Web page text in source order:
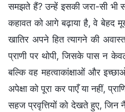
समझते हैं? उन्हें इसकी जरा-सी भी
कहावत को आगे बढ़ाया है, वे बेहद
खातिर अपने हित त्यागने की
प्राणी पर थोपी, जिसके पास न
बल्कि वह महत्वाकांक्षाओं और
अपेक्षा को पूरा कर पाएँ या नहीं,
सहज प्रवृत्तियों को देखते हुए, जिन